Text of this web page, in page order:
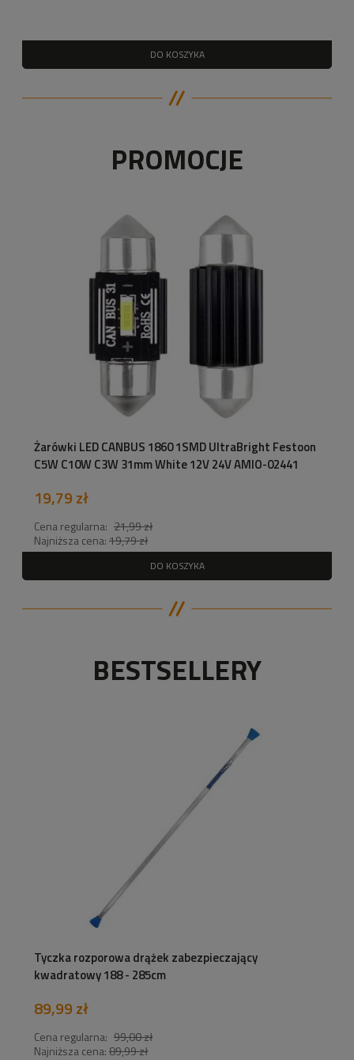
DO KOSZYKA
PROMOCJE
Żarówki LED CANBUS 1860 1SMD UltraBright Festoon
C5W C10W C3W 31mm White 12V 24V AMIO-02441
19,79 zł
Cena regularna: 21,99 zł
Najniższa cena:19,79 zł
DO KOSZYKA
BESTSELLERY
Tyczka rozporowa drążek zabezpieczający
kwadratowy 188 - 285cm
89,99 zł
Cena regularna: 99,00 zł
Najniższa cena:89,99 zł